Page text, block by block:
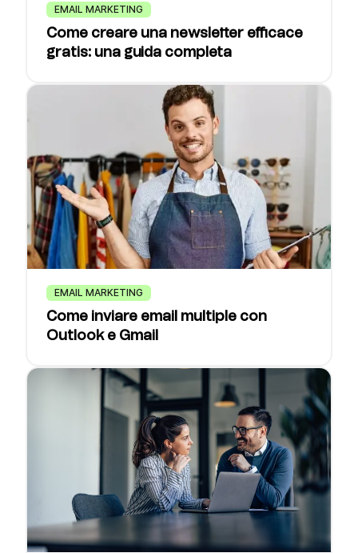
EMAIL MARKETING
Come creare una newsletter efficace
gratis: una guida completa
EMAIL MARKETING
Come inviare email multiple con
Outlook e Gmail